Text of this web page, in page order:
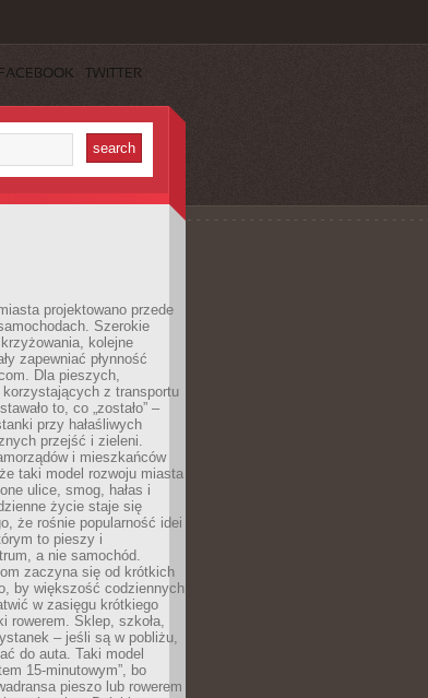
FACEBOOK TWITTER
projektowano przede
Szerokie
kolejne
zapewniać płynność
Dla pieszych,
z transportu
to, co „zostało” –
przy hałaśliwych
przejść i zieleni.
i mieszkańców
taki model rozwoju miasta
ulice, smog, hałas i
życie staje się
że rośnie popularność idei
to pieszy i
a nie samochód.
zaczyna się od krótkich
by większość codziennych
w zasięgu krótkiego
rowerem. Sklep, szkoła,
– jeśli są w pobliżu,
do auta. Taki model
15-minutowym”, bo
pieszo lub rowerem